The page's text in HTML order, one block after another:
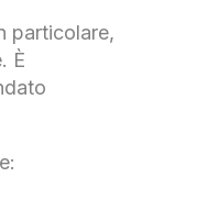
particolare,
È